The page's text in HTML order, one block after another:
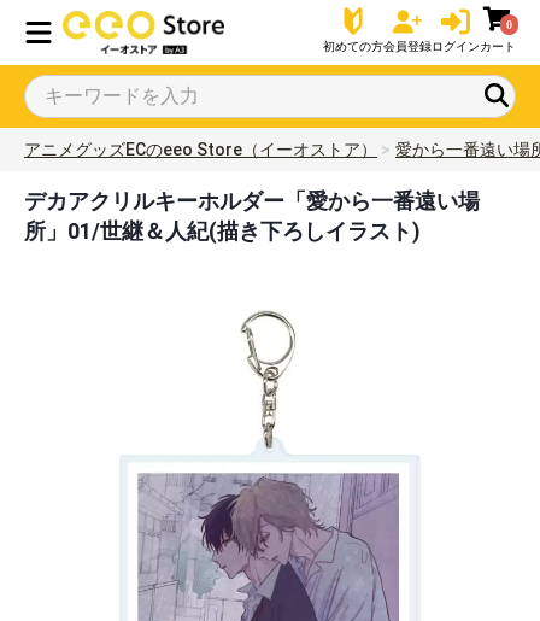
初めての方会員登録ログイン
0
カート
アニメグッズECのeeo Store（イーオストア） 愛から一番遠い場
デカアクリルキーホルダー「愛から一番遠い場
所」01/世継＆人紀(描き下ろしイラスト)